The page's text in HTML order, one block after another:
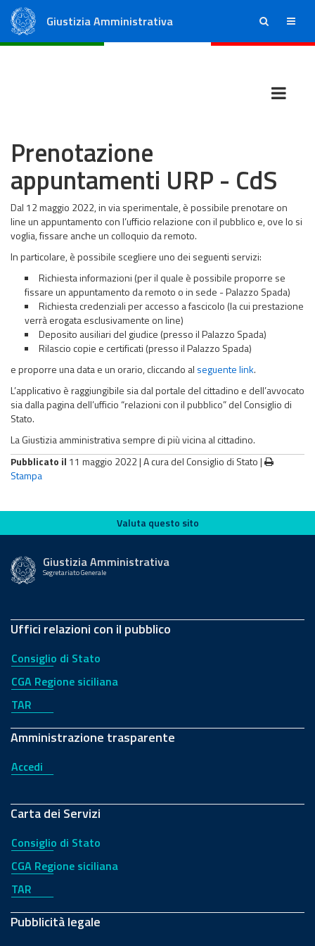
Giustizia Amministrativa ricerca menu
Prenotazione
appuntamenti URP - CdS
Dal 12 maggio 2022, in via sperimentale, è possibile prenotare on
line un appuntamento con l’ufficio relazione con il pubblico e, ove lo si
voglia, fissare anche un colloquio da remoto.
In particolare, è possibile scegliere uno dei seguenti servizi:
Richiesta informazioni (per il quale è possibile proporre se
fissare un appuntamento da remoto o in sede - Palazzo Spada)
Richiesta credenziali per accesso a fascicolo (la cui prestazione
verrà erogata esclusivamente on line)
Deposito ausiliari del giudice (presso il Palazzo Spada)
Rilascio copie e certificati (presso il Palazzo Spada)
e proporre una data e un orario, cliccando al seguente link.
L’applicativo è raggiungibile sia dal portale del cittadino e dell’avvocato
sia dalla pagina dell’ufficio “relazioni con il pubblico” del Consiglio di
Stato.
La Giustizia amministrativa sempre di più vicina al cittadino.
Pubblicato il 11 maggio 2022 |A cura del Consiglio di Stato|
Stampa
Valuta questo sito
Valuta questo sito
Giustizia Amministrativa
Segretariato Generale
Uffici relazioni con il pubblico
Consiglio di Stato
CGA Regione siciliana
TAR
Amministrazione trasparente
Accedi
Carta dei Servizi
Consiglio di Stato
CGA Regione siciliana
TAR
Pubblicità legale